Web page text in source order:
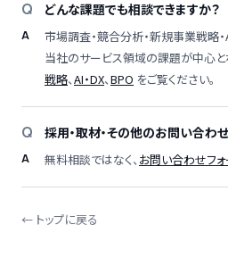
どんな課題でも相談できますか？
市場調査・競合分析・新規事業戦略
当社のサービス領域の課題が中心と
戦略、AI・DX、BPO をご覧ください。
採用・取材・その他のお問い合わ
無料相談ではなく、 お問い合わせフ
← トップに戻る